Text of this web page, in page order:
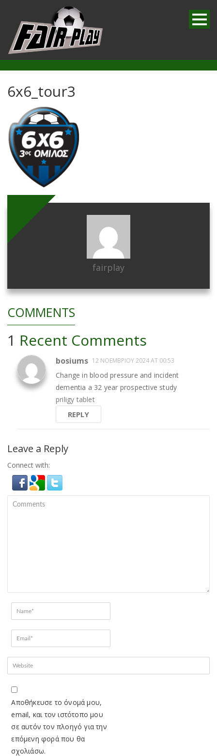
6x6_tour3
fairplay
COMMENTS
1 Recent Comments
bosiums 12 ΝΟΕΜΒΡΊΟΥ 2024 AT 00:53
Change in blood pressure and incident
dementia a 32 year prospective study
priligy tablet
REPLY
Leave a Reply
Connect with:
Αποθήκευσε το όνομά μου,
email, και τον ιστότοπο μου
σε αυτόν τον πλοηγό για την
επόμενη φορά που θα
σχολιάσω.